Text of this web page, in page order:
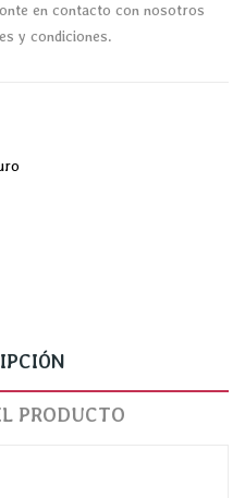
en contacto con nosotros
y condiciones.
PRODUCTO